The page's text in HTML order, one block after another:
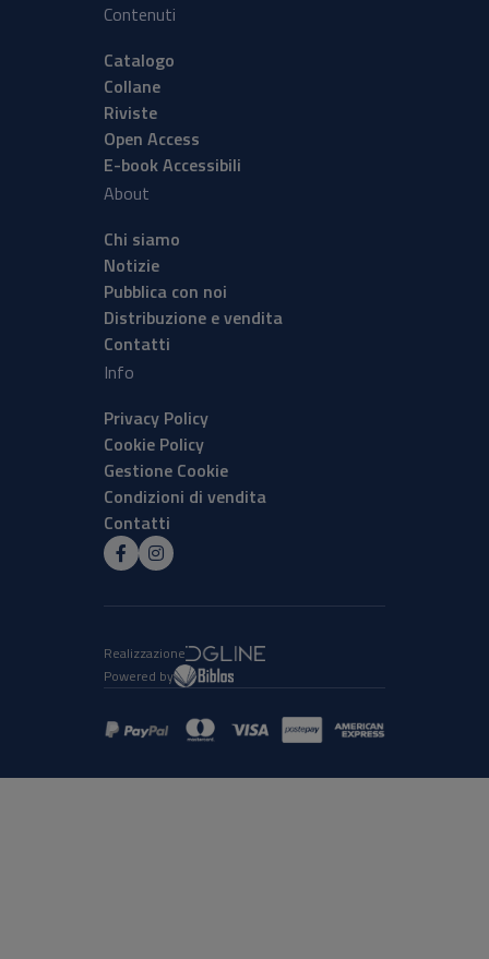
Contenuti
Catalogo
Collane
Riviste
Open Access
E-book Accessibili
About
Chi siamo
Notizie
Pubblica con noi
Distribuzione e vendita
Contatti
Info
Privacy Policy
Cookie Policy
Gestione Cookie
Condizioni di vendita
Contatti
Realizzazione
Powered by